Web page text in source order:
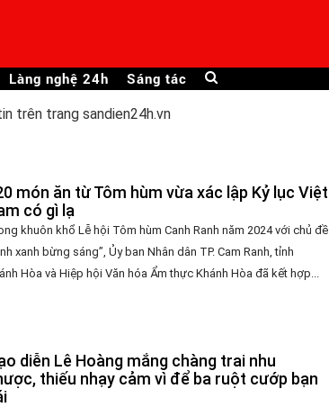
Làng nghệ 24h Sáng tác
trên trang sandien24h.vn
món ăn từ Tôm hùm vừa xác lập Kỷ lục Việt
có gì lạ
khuôn khổ Lễ hội Tôm hùm Canh Ranh năm 2024 với chủ đề
xanh bừng sáng”, Ủy ban Nhân dân TP. Cam Ranh, tỉnh
Hòa và Hiệp hội Văn hóa Ẩm thực Khánh Hòa đã kết hợp...
diễn Lê Hoàng mắng chàng trai nhu
thiếu nhạy cảm vì để ba ruột cướp bạn